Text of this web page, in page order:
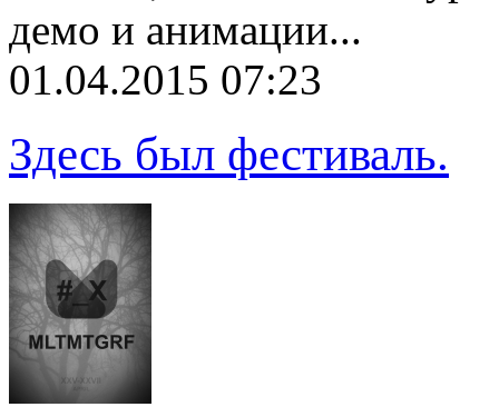
демо и анимации...
01.04.2015 07:23
Здесь был фестиваль.